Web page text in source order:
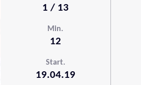
1 / 13
Min.
12
Start.
19.04.19